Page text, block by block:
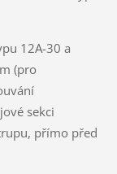
12A-30 a
(pro
sekci
přímo před